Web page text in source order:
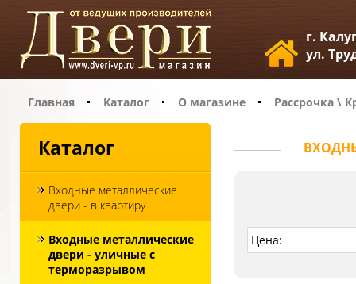
г.
ул.
Главная Каталог О магазине Рассрочка \
Каталог
Входные металлические
двери - в квартиру
Входные металлические
двери - уличные с
терморазрывом